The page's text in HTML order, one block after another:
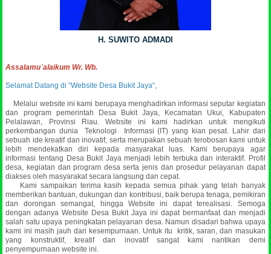
H. SUWITO ADMADI
Assalamu`alaikum Wr. Wb.
Selamat Datang di “Website Desa Bukit Jaya“,
Melalui website ini kami berupaya menghadirkan informasi seputar kegiatan
dan program pemerintah Desa Bukit Jaya, Kecamatan Ukui, Kabupaten
Pelalawan, Provinsi Riau. Website ini kami hadirkan untuk mengikuti
perkembangan dunia Teknologi Informasi (IT) yang kian pesat. Lahir dari
sebuah ide kreatif dan inovatif, serta merupakan sebuah terobosan kami untuk
lebih mendekatkan diri kepada masyarakat luas.
Kami berupaya agar
informasi tentang Desa Bukit Jaya menjadi lebih terbuka dan interaktif. Profil
desa, kegiatan dan program desa serta jenis dan prosedur pelayanan dapat
diakses oleh masyarakat secara langsung dan cepat.
Kami sampaikan terima kasih kepada semua pihak yang telah banyak
memberikan bantuan, dukungan dan kontribusi, baik berupa tenaga, pemikiran
dan dorongan semangat, hingga Website ini dapat terealisasi. Semoga
dengan adanya Website Desa Bukit Jaya ini dapat bermanfaat dan menjadi
salah satu upaya peningkatan pelayanan desa. Namun disadari bahwa upaya
kami ini masih jauh dari kesempurnaan. Untuk itu kritik, saran, dan masukan
yang konstruktif, kreatif dan inovatif sangat kami nantikan demi
penyempurnaan website ini.